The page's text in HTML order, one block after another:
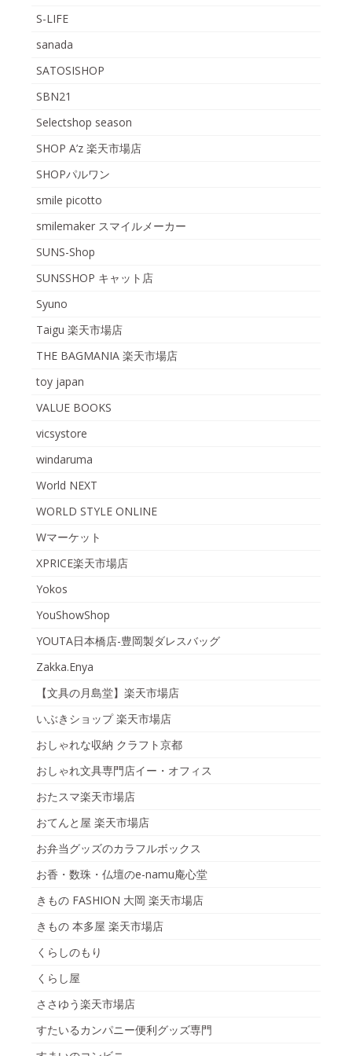
S-LIFE
sanada
SATOSISHOP
SBN21
Selectshop season
SHOP A’z 楽天市場店
SHOPパルワン
smile picotto
smilemaker スマイルメーカー
SUNS-Shop
SUNSSHOP キャット店
Syuno
Taigu 楽天市場店
THE BAGMANIA 楽天市場店
toy japan
VALUE BOOKS
vicsystore
windaruma
World NEXT
WORLD STYLE ONLINE
Wマーケット
XPRICE楽天市場店
Yokos
YouShowShop
YOUTA日本橋店-豊岡製ダレスバッグ
Zakka.Enya
【文具の月島堂】楽天市場店
いぶきショップ 楽天市場店
おしゃれな収納 クラフト京都
おしゃれ文具専門店イー・オフィス
おたスマ楽天市場店
おてんと屋 楽天市場店
お弁当グッズのカラフルボックス
お香・数珠・仏壇のe-namu庵心堂
きもの FASHION 大岡 楽天市場店
きもの 本多屋 楽天市場店
くらしのもり
くらし屋
ささゆう楽天市場店
すたいるカンパニー便利グッズ専門